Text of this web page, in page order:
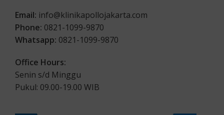
Email: info@klinikapollojakarta.com
Phone: 0821-1099-9870
Whatsapp: 0821-1099-9870
Office Hours:
Senin s/d Minggu
Pukul: 09.00-19.00 WIB